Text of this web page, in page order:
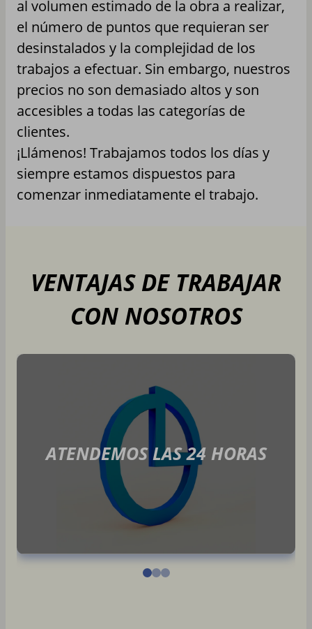
al volumen estimado de la obra a realizar,
el número de puntos que requieran ser
desinstalados y la complejidad de los
trabajos a efectuar. Sin embargo, nuestros
precios no son demasiado altos y son
accesibles a todas las categorías de
clientes.
¡Llámenos! Trabajamos todos los días y
siempre estamos dispuestos para
comenzar inmediatamente el trabajo.
VENTAJAS DE TRABAJAR
CON NOSOTROS
ATENDEMOS LAS 24 HORAS
Trabajamos las 24 horas del día, los 7